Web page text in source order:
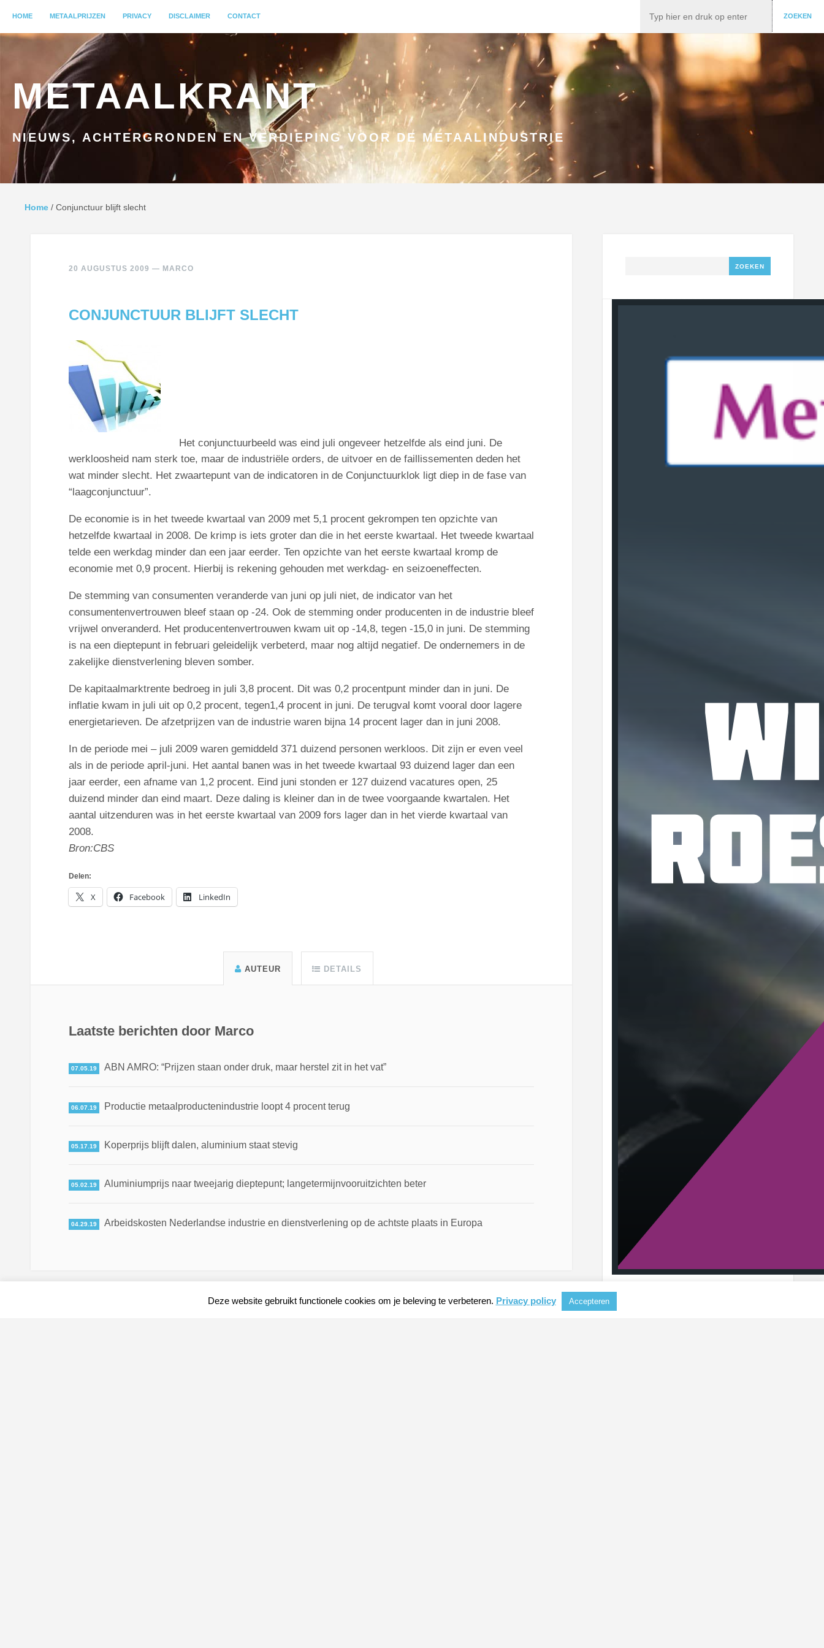
GA NAAR INHOUD
HOME METAALPRIJZEN PRIVACY DISCLAIMER CONTACT ZOEKEN
METAALKRANT
NIEUWS, ACHTERGRONDEN EN VERDIEPING VOOR DE METAALINDUSTRIE
Home / Conjunctuur blijft slecht
20 AUGUSTUS 2009 — MARCO
CONJUNCTUUR BLIJFT SLECHT
Het conjunctuurbeeld was eind juli ongeveer hetzelfde als eind juni. De
werkloosheid nam sterk toe, maar de industriële orders, de uitvoer en de faillissementen deden het
wat minder slecht. Het zwaartepunt van de indicatoren in de Conjunctuurklok ligt diep in de fase van
“laagconjunctuur”.
De economie is in het tweede kwartaal van 2009 met 5,1 procent gekrompen ten opzichte van
hetzelfde kwartaal in 2008. De krimp is iets groter dan die in het eerste kwartaal. Het tweede kwartaal
telde een werkdag minder dan een jaar eerder. Ten opzichte van het eerste kwartaal kromp de
economie met 0,9 procent. Hierbij is rekening gehouden met werkdag- en seizoeneffecten.
De stemming van consumenten veranderde van juni op juli niet, de indicator van het
consumentenvertrouwen bleef staan op -24. Ook de stemming onder producenten in de industrie bleef
vrijwel onveranderd. Het producentenvertrouwen kwam uit op -14,8, tegen -15,0 in juni. De stemming
is na een dieptepunt in februari geleidelijk verbeterd, maar nog altijd negatief. De ondernemers in de
zakelijke dienstverlening bleven somber.
De kapitaalmarktrente bedroeg in juli 3,8 procent. Dit was 0,2 procentpunt minder dan in juni. De
inflatie kwam in juli uit op 0,2 procent, tegen1,4 procentin juni. De terugval komt vooral door lagere
energietarieven. De afzetprijzen van de industrie waren bijna 14 procent lager dan in juni 2008.
In de periode mei – juli 2009 waren gemiddeld 371 duizend personen werkloos. Dit zijn er even veel
als in de periode april-juni. Het aantal banen was in het tweede kwartaal 93 duizend lager dan een
jaar eerder, een afname van 1,2 procent. Eind juni stonden er 127 duizend vacatures open, 25
duizend minder dan eind maart. Deze daling is kleiner dan in de twee voorgaande kwartalen. Het
aantal uitzenduren was in het eerste kwartaal van 2009 fors lager dan in het vierde kwartaal van
2008.
Bron:CBS
Delen:
X Facebook LinkedIn
AUTEUR DETAILS
Laatste berichten door Marco
07.05.19 ABN AMRO: “Prijzen staan onder druk, maar herstel zit in het vat”
06.07.19 Productie metaalproductenindustrie loopt 4 procent terug
05.17.19 Koperprijs blijft dalen, aluminium staat stevig
05.02.19 Aluminiumprijs naar tweejarig dieptepunt; langetermijnvooruitzichten beter
04.29.19 Arbeidskosten Nederlandse industrie en dienstverlening op de achtste plaats in Europa
Deze website gebruikt functionele cookies om je beleving te verbeteren. Privacy policy Accepteren